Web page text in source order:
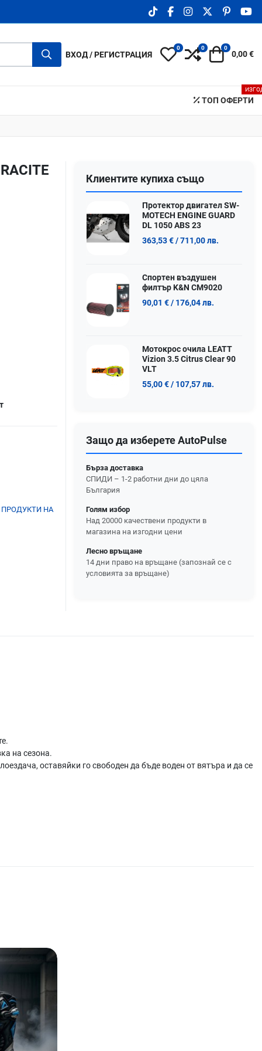
TIKTOK SOCIAL LINK
FACEBOOK SOCIAL
INSTAGRAM
X.COM
ВХОД / РЕГИСТРАЦИЯ My Wishlist
0 Compare
0 Количка
0
0,00 €
ТОП ОФЕРТИ
НА
Клиентите купиха също
Протектор двигател SW-
MOTECH ENGINE GUARD
DL 1050 ABS 23
363,53 €/ 711,00 лв.
Спортен въздушен
филтър K&N CM9020
90,01 €/ 176,04 лв.
Мотокрос очила LEATT
Vizion 3.5 Citrus Clear 90
VLT
55,00 €/ 107,57 лв.
Защо да изберете AutoPulse
Бърза доставка
СПИДИ – 1-2 работни дни до цяла
България
Голям избор
Над 20000 качествени продукти в
магазина на изгодни цени
Лесно връщане
14 дни право на връщане (запознай се с
условията за връщане)
на сезона.
оставяйки го свободен да бъде воден от вятъра и да се